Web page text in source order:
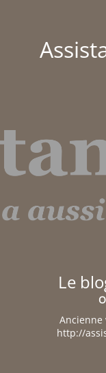
Le
Ancienne
http://